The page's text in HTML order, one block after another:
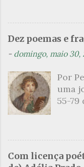
que
a
nos
tom.
uma
Dez poemas e
- domingo, maio 30,
Por
uma
55-79
no
Com licença